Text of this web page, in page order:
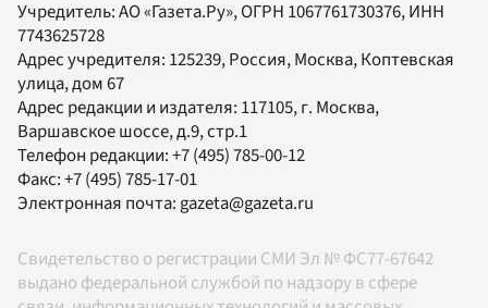
Учредитель:АО «Газета.Ру», ОГРН 1067761730376, ИНН
7743625728
Адрес учредителя: 125239, Россия, Москва, Коптевская
улица, дом 67
Адрес редакции и издателя: 117105, г. Москва,
Варшавское шоссе, д.9, стр.1
Телефон редакции:+7 (495) 785-00-12
Факс:+7 (495) 785-17-01
Электронная почта:gazeta@gazeta.ru
Свидетельство о регистрации СМИ Эл № ФС77-67642
выдано федеральной службой по надзору в сфере